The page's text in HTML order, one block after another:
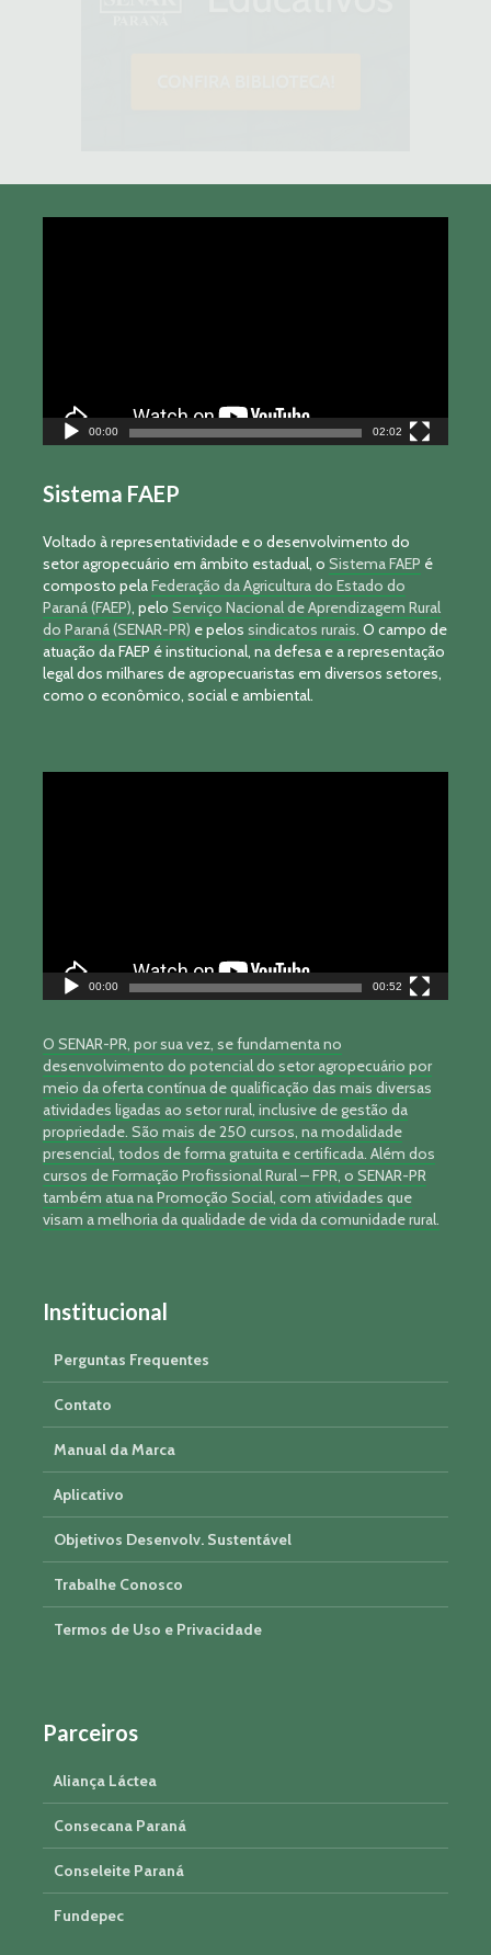
00:00 02:02
Sistema FAEP
Voltado à representatividade e o desenvolvimento do
setor agropecuário em âmbito estadual, o Sistema FAEP é
composto pelaFederação da Agricultura do Estado do
Paraná (FAEP), pelo Serviço Nacional de Aprendizagem Rural
do Paraná (SENAR-PR) e pelos sindicatos rurais. O campo de
atuação da FAEP é institucional, na defesa e a representação
legal dos milhares de agropecuaristas em diversos setores,
como o econômico, social e ambiental.
00:00 00:52
O SENAR-PR, por sua vez, se fundamenta no
desenvolvimento do potencial do setor agropecuário por
meio da oferta contínua de qualificação das mais diversas
atividades ligadas ao setor rural, inclusive de gestão da
propriedade. São mais de 250 cursos, na modalidade
presencial, todos de forma gratuita e certificada. Além dos
cursos de Formação Profissional Rural – FPR, o SENAR-PR
também atua na Promoção Social, com atividades que
visam a melhoria da qualidade de vida da comunidade rural.
Institucional
Perguntas Frequentes
Contato
Manual da Marca
Aplicativo
Objetivos Desenvolv. Sustentável
Trabalhe Conosco
Termos de Uso e Privacidade
Parceiros
Aliança Láctea
Consecana Paraná
Conseleite Paraná
Fundepec